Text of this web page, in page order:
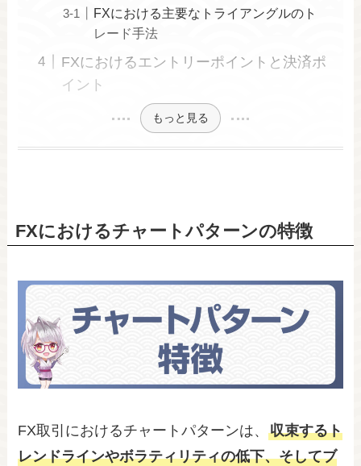
FXにおける主要なトライアングルのト
レード手法
FXにおけるエントリーポイントと決済ポ
イント
もっと見る
FXにおけるチャートパターンの特徴
FX取引におけるチャートパターンは、収束するト
レンドラインやボラティリティの低下、そしてブ